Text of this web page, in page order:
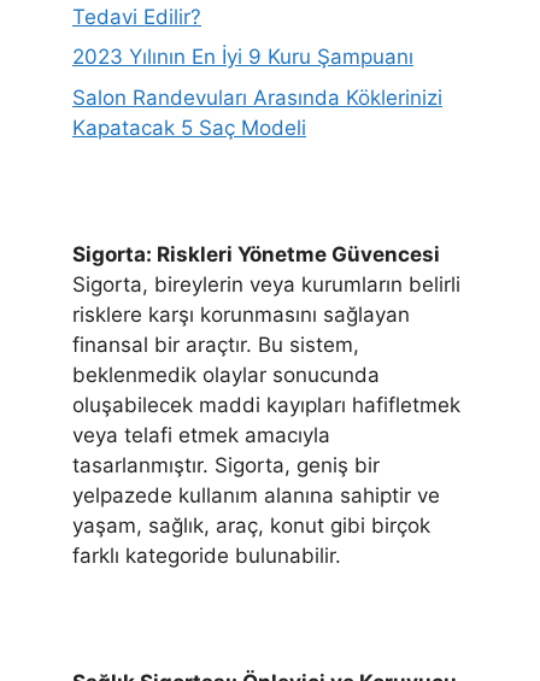
Tedavi Edilir?
2023 Yılının En İyi 9 Kuru Şampuanı
Salon Randevuları Arasında Köklerinizi
Kapatacak 5 Saç Modeli
Sigorta: Riskleri Yönetme Güvencesi
Sigorta, bireylerin veya kurumların belirli
risklere karşı korunmasını sağlayan
finansal bir araçtır. Bu sistem,
beklenmedik olaylar sonucunda
oluşabilecek maddi kayıpları hafifletmek
veya telafi etmek amacıyla
tasarlanmıştır. Sigorta, geniş bir
yelpazede kullanım alanına sahiptir ve
yaşam, sağlık, araç, konut gibi birçok
farklı kategoride bulunabilir.